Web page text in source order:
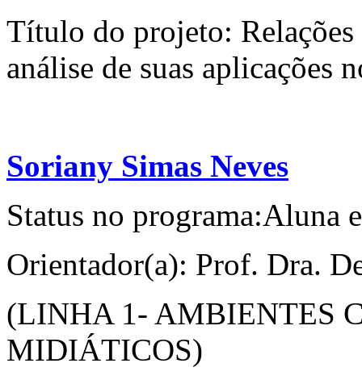
Título do projeto:
análise de suas aplicações
Soriany Simas Neves
Status no programa:Aluna
Orientador(a): Prof. Dra.
(LINHA 1- AMBIENTES
MIDIÁTICOS)